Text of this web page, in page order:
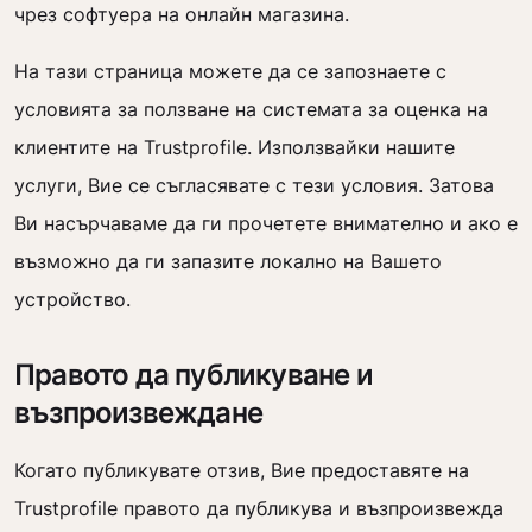
чрез софтуера на онлайн магазина.
На тази страница можете да се запознаете с
условията за ползване на системата за оценка на
клиентите на Trustprofile. Използвайки нашите
услуги, Вие се съгласявате с тези условия. Затова
Ви насърчаваме да ги прочетете внимателно и ако е
възможно да ги запазите локално на Вашето
устройство.
Правото да публикуване и
възпроизвеждане
Когато публикувате отзив, Вие предоставяте на
Trustprofile правото да публикува и възпроизвежда